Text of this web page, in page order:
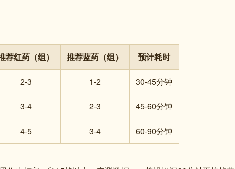
荐红药（组） 推荐蓝药（组） 预计耗时
2-3 1-2 30-45分钟
3-4 2-3 45-60分钟
4-5 3-4 60-90分钟